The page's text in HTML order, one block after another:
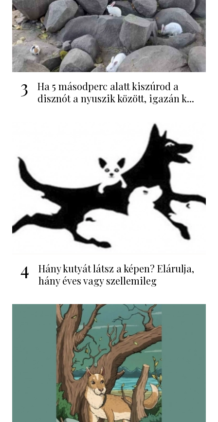
3
Ha 5 másodperc alatt kiszúrod a
disznót a nyuszik között, igazán k...
4
Hány kutyát látsz a képen? Elárulja,
hány éves vagy szellemileg